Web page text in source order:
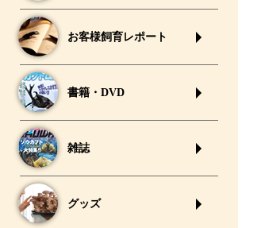
お客様飼育レポート
書籍・DVD
雑誌
グッズ